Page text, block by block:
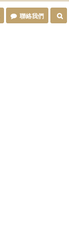
聯絡我們